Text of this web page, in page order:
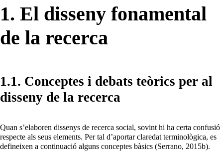
1. El disseny fonamental
de la recerca
1.1. Conceptes i debats teòrics per al
disseny de la recerca
Quan s’elaboren dissenys de recerca social, sovint hi ha certa confusió
respecte als seus elements. Per tal d’aportar claredat terminològica, es
defineixen a continuació alguns conceptes bàsics (Serrano, 2015b).